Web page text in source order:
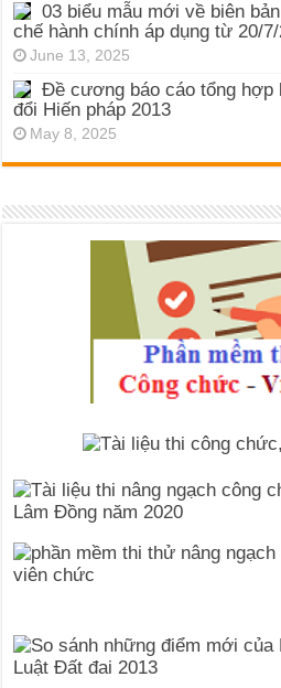
03 biểu mẫu mới về biên
chế hành chính áp dụng từ 20/
June 13, 2025
Đề cương báo cáo tổng
đổi Hiến pháp 2013
May 8, 2025